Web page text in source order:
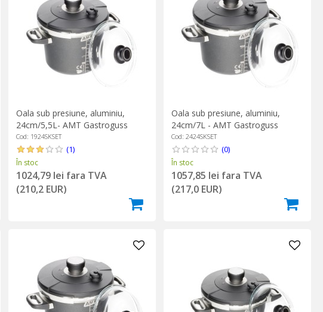
Oala sub presiune, aluminiu,
24cm/5,5L- AMT Gastroguss
Cod: 1924SKSET
(1)
În stoc
1024,79 lei fara TVA
(210,2 EUR)
Oala sub presiune, aluminiu,
24cm/7L - AMT Gastroguss
Cod: 2424SKSET
(0)
În stoc
1057,85 lei fara TVA
(217,0 EUR)